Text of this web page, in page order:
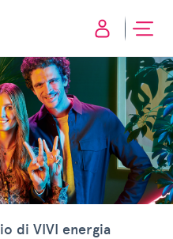
di VIVI energia